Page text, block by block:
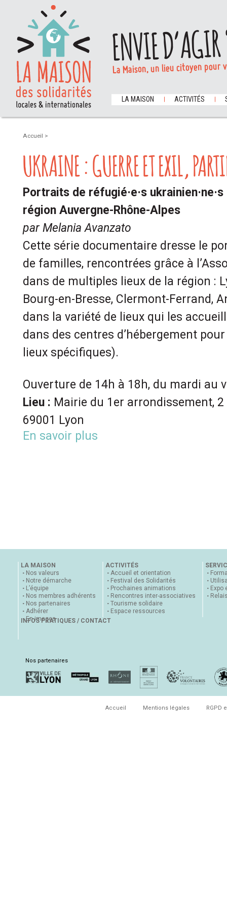
ENVIE
La Maison, un lieu citoyen
LA MAISON ACTIVITÉS
Accueil >
UKRAINE : GUERRE ET EXIL,
Portraits de réfugié·e·s
région Auvergne-Rhône-Alpes
par Melania Avanzato
Cette série documentaire dresse le
de familles, rencontrées grâce à
dans de multiples lieux de la région :
Bourg-en-Bresse, Clermont-Ferrand,
dans la variété de lieux qui les
dans des centres d’hébergement
lieux spécifiques).
Ouverture de 14h à 18h, du mardi au
Lieu : Mairie du 1er arrondissement,
69001 Lyon
En savoir plus
LA MAISON
Nos valeurs
Notre démarche
L’équipe
Nos membres adhérents
Nos partenaires
Adhérer
En images
ACTIVITÉS
Accueil et orientation
Festival des Solidarités
Prochaines animations
Rencontres inter-associatives
Tourisme solidaire
Espace ressources
Expo
INFOS PRATIQUES / CONTACT
Nos partenaires
Accueil Mentions légales RGPD